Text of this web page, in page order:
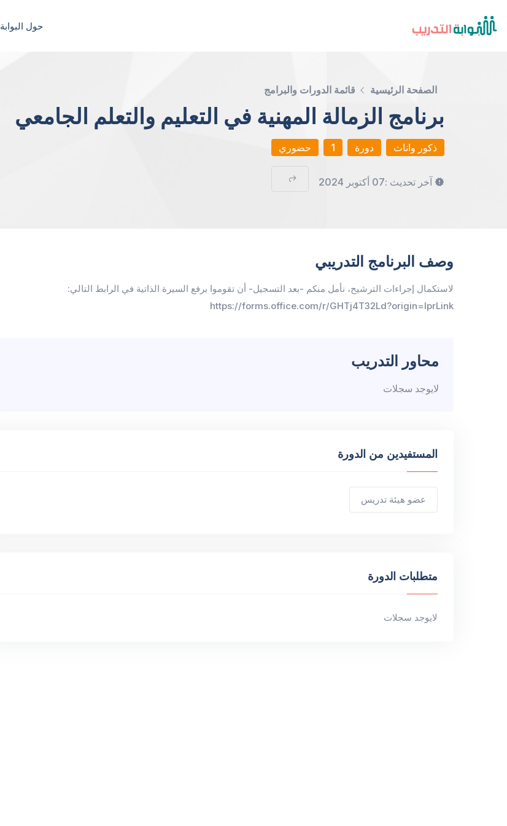
حول البوابة
الصفحة الرئيسية قائمة الدورات والبرامج
برنامج الزمالة المهنية في التعليم والتعلم الجامعي
ذكور واناث دورة 1 حضوري
آخر تحديث :07 أكتوبر 2024
وصف البرنامج التدريبي
لاستكمال إجراءات الترشيح، نأمل منكم -بعد التسجيل- أن تقوموا برفع السيرة الذاتية في الرابط التالي:
https://forms.office.com/r/GHTj4T32Ld?origin=lprLink
محاور التدريب
لايوجد سجلات
المستفيدين من الدورة
عضو هيئة تدريس
متطلبات الدورة
لايوجد سجلات